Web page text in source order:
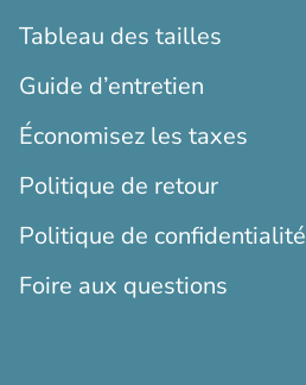
Tableau des tailles
Guide d’entretien
Économisez les taxes
Politique de retour
Politique de confidentialité
Foire aux questions